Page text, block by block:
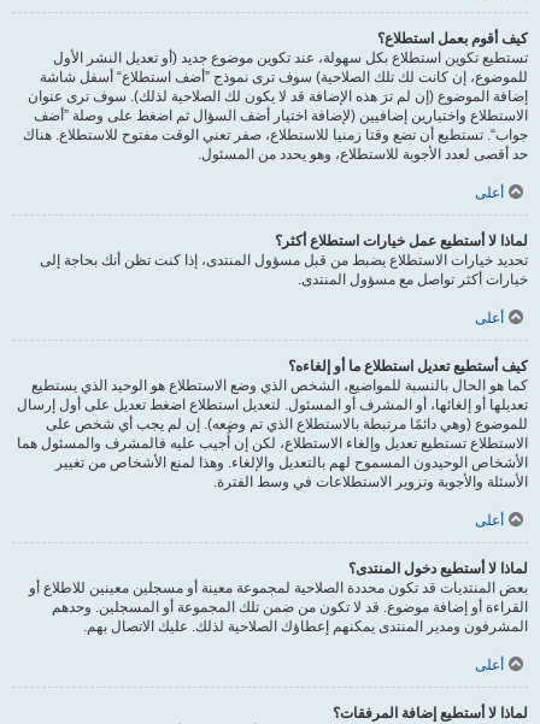
كيف أقوم بعمل استطلاع؟
تستطيع تكوين استطلاع بكل سهولة، عند تكوين موضوع جديد (أو تعديل النشر الأول
للموضوع، إن كانت لك تلك الصلاحية) سوف ترى نموذج ”أضف استطلاع“ أسفل شاشة
إضافة الموضوع (إن لم ترَ هذه الإضافة قد لا يكون لك الصلاحية لذلك). سوف ترى عنوان
الاستطلاع واختيارين إضافيين (لإضافة اختيار أضف السؤال ثم اضغط على وصلة ”أضف
جواب“. تستطيع أن تضع وقتا زمنيا للاستطلاع، صفر تعني الوقت مفتوح للاستطلاع. هناك
حد أقصى لعدد الأجوبة للاستطلاع، وهو يحدد من المسئول.
أعلى
لماذا لا أستطيع عمل خيارات استطلاع أكثر؟
تحديد خيارات الاستطلاع يضبط من قبل مسؤول المنتدى، إذا كنت تظن أنك بحاجة إلى
خيارات أكثر تواصل مع مسؤول المنتدى.
أعلى
كيف أستطيع تعديل استطلاع ما أو إلغاءه؟
كما هو الحال بالنسبة للمواضيع، الشخص الذي وضع الاستطلاع هو الوحيد الذي يستطيع
تعديلها أو إلغائها، أو المشرف أو المسئول. لتعديل استطلاع اضغط تعديل على أول إرسال
للموضوع (وهي دائمًا مرتبطة بالاستطلاع الذي تم وضعه). إن لم يجب أي شخص على
الاستطلاع تستطيع تعديل وإلغاء الاستطلاع، لكن إن أُجيب عليه فالمشرف والمسئول هما
الأشخاص الوحيدون المسموح لهم بالتعديل والإلغاء. وهذا لمنع الأشخاص من تغيير
الأسئلة والأجوبة وتزوير الاستطلاعات في وسط الفترة.
أعلى
لماذا لا أستطيع دخول المنتدى؟
بعض المنتديات قد تكون محددة الصلاحية لمجموعة معينة أو مسجلين معينين للاطلاع أو
القراءة أو إضافة موضوع. قد لا تكون من ضمن تلك المجموعة أو المسجلين. وحدهم
المشرفون ومدير المنتدى يمكنهم إعطاؤك الصلاحية لذلك. عليك الاتصال بهم.
أعلى
لماذا لا أستطيع إضافة المرفقات؟